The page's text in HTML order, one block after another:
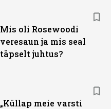
Mis oli Rosewoodi
veresaun ja mis seal
täpselt juhtus?
„Küllap meie varsti